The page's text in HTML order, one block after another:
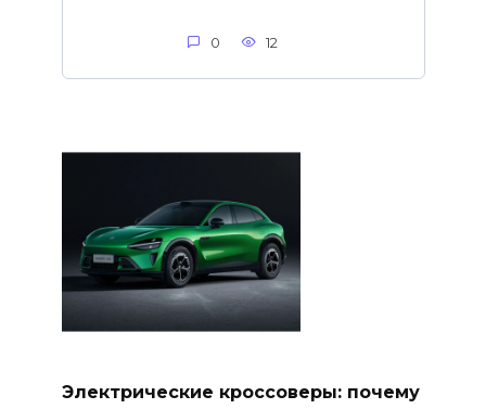
0 12
Электрические кроссоверы: почему